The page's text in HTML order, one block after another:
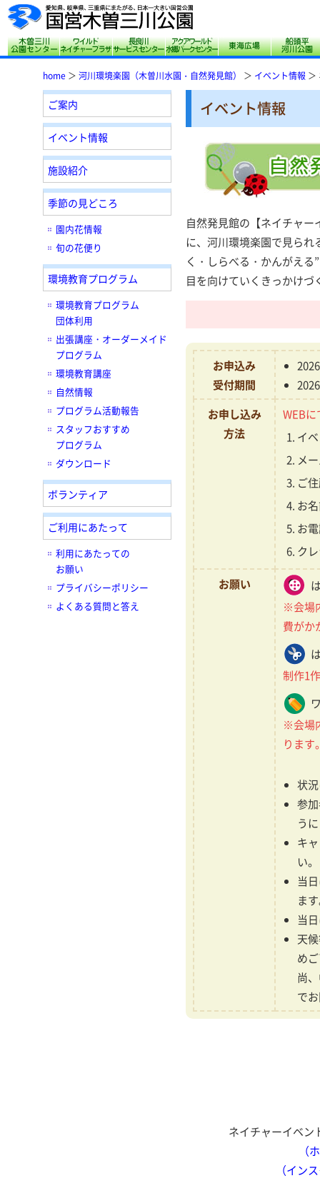
木曽三川公園センターサリオパーク祖父江 ワイルドネイチャー
長良川サービスセンター
アクアワールド水郷
東海広場
home ＞ 河川環境楽園（木曽川水園・自然発見館） ＞ イベント情報 ＞
ご案内
イベント情報
施設紹介
季節の見どころ
園内花情報
旬の花便り
環境教育プログラム
環境教育プログラム
団体利用
出張講座・オーダーメイド
プログラム
環境教育講座
自然情報
プログラム活動報告
スタッフおすすめ
プログラム
ダウンロード
ボランティア
ご利用にあたって
利用にあたっての
お願い
プライバシーポリシー
よくある質問と答え
イベント情報
自然発見館の【ネイチャ
に、河川環境楽園で見ら
く・しらべる・かんがえ
目を向けていくきっかけ
お申込み
受付期間
お申し込み
方法
WEBに
イ
メ
ご
お
お
ク
お願い
※会場
費がか
制作1
※会場
ります
状
参
う
キ
い。
当
ま
当
天
め
尚
で
ネイチャーイベン
（
（イン